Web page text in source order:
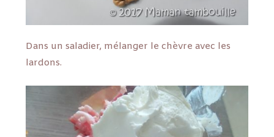
Dans un saladier, mélanger le chèvre avec les
lardons.